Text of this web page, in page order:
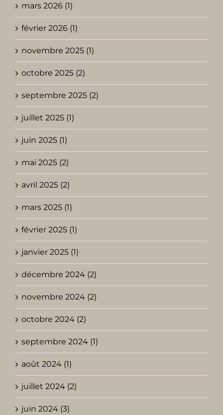
mars 2026 (1)
février 2026 (1)
novembre 2025 (1)
octobre 2025 (2)
septembre 2025 (2)
juillet 2025 (1)
juin 2025 (1)
mai 2025 (2)
avril 2025 (2)
mars 2025 (1)
février 2025 (1)
janvier 2025 (1)
décembre 2024 (2)
novembre 2024 (2)
octobre 2024 (2)
septembre 2024 (1)
août 2024 (1)
juillet 2024 (2)
juin 2024 (3)